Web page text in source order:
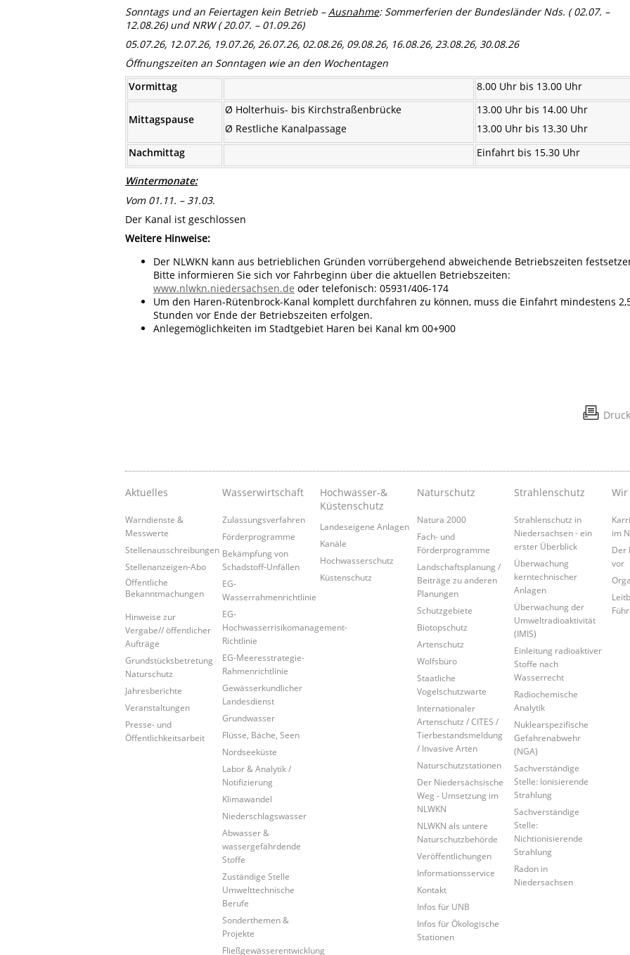
Sonntags und an Feiertagen kein Betrieb –Ausnahme: Sommerferien der Bundesländer Nds. ( 02.07. –
12.08.26) und NRW ( 20.07. – 01.09.26)
05.07.26, 12.07.26, 19.07.26, 26.07.26, 02.08.26, 09.08.26, 16.08.26, 23.08.26, 30.08.26
Öffnungszeiten an Sonntagen wie an den Wochentagen
Vormittag
8.00 Uhr bis 13.00 Uhr
Mittagspause
Ø Holterhuis- bis Kirchstraßenbrücke
Ø Restliche Kanalpassage
13.00 Uhr bis 14.00 Uhr
13.00 Uhr bis 13.30 Uhr
Nachmittag
Einfahrt bis 15.30 Uhr
Wintermonate:
Vom 01.11. – 31.03.
Der Kanal ist geschlossen
Weitere Hinweise:
Der NLWKN kann aus betrieblichen Gründen vorrübergehend abweichende Betriebszeiten
Bitte informieren Sie sich vor Fahrbeginn über die aktuellen Betriebszeiten:
www.nlwkn.niedersachsen.de oder telefonisch: 05931/406-174
Um den Haren-Rütenbrock-Kanal komplett durchfahren zu können, muss die Einfahrt mindestens
Stunden vor Ende der Betriebszeiten erfolgen.
Anlegemöglichkeiten im Stadtgebiet Haren bei Kanal km 00+900
Aktuelles
Warndienste &
Messwerte
Stellenausschreibungen
Stellenanzeigen-Abo
Öffentliche
Bekanntmachungen
Hinweise zur
Vergabe// öffentlicher
Aufträge
Grundstücksbetretung
Naturschutz
Jahresberichte
Veranstaltungen
Presse- und
Öffentlichkeitsarbeit
Wasserwirtschaft
Zulassungsverfahren
Förderprogramme
Bekämpfung von
Schadstoff-Unfällen
EG-
Wasserrahmenrichtlinie
EG-
Hochwasserrisikomanagement-
Richtlinie
EG-Meeresstrategie-
Rahmenrichtlinie
Gewässerkundlicher
Landesdienst
Grundwasser
Flüsse, Bäche, Seen
Nordseeküste
Labor & Analytik /
Notifizierung
Klimawandel
Niederschlagswasser
Abwasser &
wassergefährdende
Stoffe
Zuständige Stelle
Umwelttechnische
Berufe
Sonderthemen &
Projekte
Fließgewässerentwicklung
Hochwasser-&
Küstenschutz
Landeseigene Anlagen
Kanäle
Hochwasserschutz
Küstenschutz
Naturschutz
Natura 2000
Fach- und
Förderprogramme
Landschaftsplanung /
Beiträge zu anderen
Planungen
Schutzgebiete
Biotopschutz
Artenschutz
Wolfsbüro
Staatliche
Vogelschutzwarte
Internationaler
Artenschutz / CITES /
Tierbestandsmeldung
/ Invasive Arten
Naturschutzstationen
Der Niedersächsische
Weg - Umsetzung im
NLWKN
NLWKN als untere
Naturschutzbehörde
Veröffentlichungen
Informationsservice
Kontakt
Infos für UNB
Infos für Ökologische
Stationen
Strahlenschutz
Strahlenschutz in
Niedersachsen - ein
erster Überblick
Überwachung
kerntechnischer
Anlagen
Überwachung der
Umweltradioaktivität
(IMIS)
Einleitung radioaktiver
Stoffe nach
Wasserrecht
Radiochemische
Analytik
Nuklearspezifische
Gefahrenabwehr
(NGA)
Sachverständige
Stelle: Ionisierende
Strahlung
Sachverständige
Stelle:
Nichtionisierende
Strahlung
Radon in
Niedersachsen
im
Der
vor